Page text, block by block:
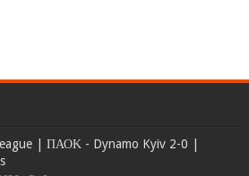
| ΠΑΟΚ - Dynamo Kyiv 2-0 |